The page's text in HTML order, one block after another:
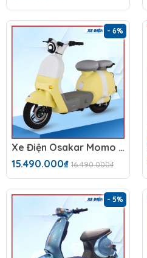
- 6%
Xe Điện Osakar Momo (48V-23Ah)
15.490.000₫ 16.490.000₫
- 5%